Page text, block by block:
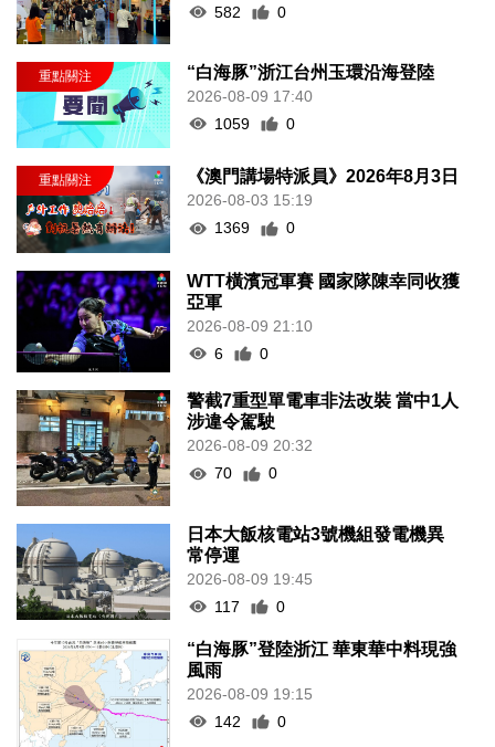
582 0
“白海豚”浙江台州玉環沿海登陸
2026-08-09 17:40
1059
0
《澳門講場特派員》2026年8月3日
2026-08-03 15:19
1369
0
WTT橫濱冠軍賽 國家隊陳幸同收獲
亞軍
2026-08-09 21:10
6
0
警截7重型單電車非法改裝 當中1人
涉違令駕駛
2026-08-09 20:32
70
0
日本大飯核電站3號機組發電機異
常停運
2026-08-09 19:45
117
0
“白海豚”登陸浙江 華東華中料現強
風雨
2026-08-09 19:15
142
0